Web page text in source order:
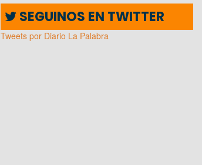
SEGUINOS EN TWITTER
Tweets por Diario La Palabra